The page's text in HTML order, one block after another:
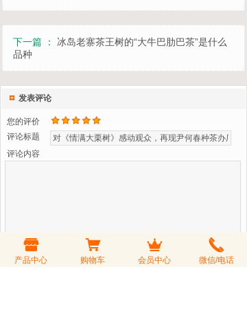
下一篇 ： 冰岛老寨茶王树的“大牛巴肋巴茶”是什么
品种
发表评论
您的评价
评论标题
评论内容
验 证 码 看不清？更换一张
产品中心 购物车 会员中心 微信/电话